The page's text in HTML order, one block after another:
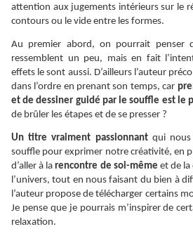
attention aux jugements intérieurs sur le
contours ou le vide entre les formes.
Au premier abord, on pourrait penser
ressemblent un peu, mais en fait
effets le sont aussi. D’ailleurs l’auteur
dans l’ordre en prenant son temps, car
et de dessiner guidé par le souffle est le
de brûler les étapes et de se presser ?
Un titre vraiment passionnant qui
souffle pour exprimer notre créativité, en
d’aller à la rencontre de soi-même et de la
l’univers, tout en nous faisant du bien à
l’auteur propose de télécharger certains
Je pense que je pourrais m’inspirer de
relaxation.